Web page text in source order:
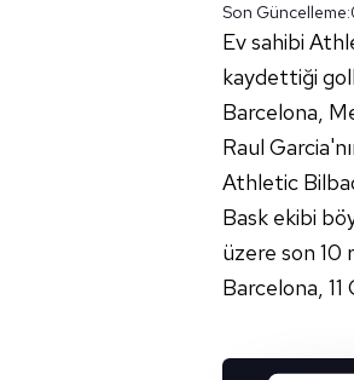
Son Güncelleme:
Ev sahibi
kaydettiği
Barcelona,
Raul
Athletic
Bask ekibi
üzere son 10
Barcelona,